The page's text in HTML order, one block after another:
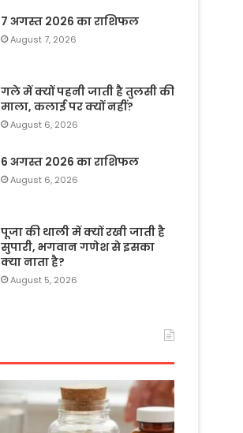
7 अगस्त 2026 का राशिफल
August 7, 2026
गले में क्यों पहनी जाती है तुलसी की
माला, कलाई पर क्यों नहीं?
August 6, 2026
6 अगस्त 2026 का राशिफल
August 6, 2026
पूजा की थाली में क्यों रखी जाती है
सुपारी, भगवान गणेश से इसका
क्या नाता है?
August 5, 2026